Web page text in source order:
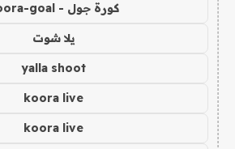
كورة جول - koora-goal
يلا شوت
yalla shoot
koora live
koora live